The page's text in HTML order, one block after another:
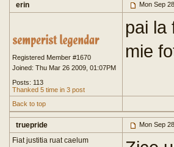
erin Mon Sep
Registered Member #1670
Joined: Thu Mar 26 2009, 01:07PM
Posts: 113
Thanked 5 time in 3 post
pai la
mie
Back to top
truepride Mon Sep
Fiat justitia ruat caelum